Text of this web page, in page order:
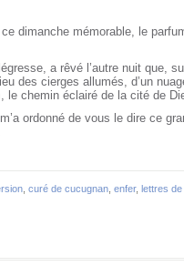
dimanche mémorable, le
a rêvé l’autre nuit que,
des cierges allumés, d’un
le chemin éclairé de la cité de
ordonné de vous le dire ce
curé de cucugnan enfer, lettres de